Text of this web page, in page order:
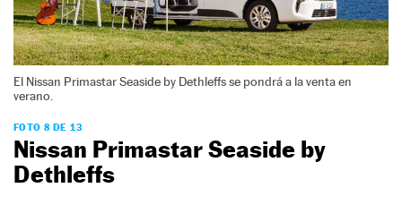
El Nissan Primastar Seaside by Dethleffs se pondrá a la venta en
verano.
FOTO 8 DE 13
Nissan Primastar Seaside by
Dethleffs